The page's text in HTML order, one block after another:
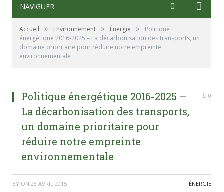
NAVIGUER
Accueil » Environnement » Énergie »
Politique
énergétique 2016-2025 – La décarbonisation des transports, un
domaine prioritaire pour réduire notre empreinte
environnementale
Politique énergétique 2016-2025 –
La décarbonisation des transports,
un domaine prioritaire pour
réduire notre empreinte
environnementale
0
BY ON 28 AVRIL 2015 ÉNERGIE